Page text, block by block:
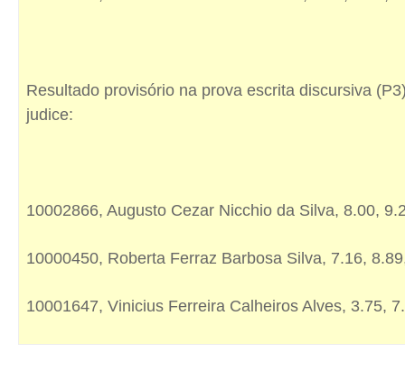
Resultado provisório na prova escrita discursiva
judice:
10002866, Augusto Cezar Nicchio da Silva, 8.00,
10000450, Roberta Ferraz Barbosa Silva, 7.16,
10001647, Vinicius Ferreira Calheiros Alves, 3.75,